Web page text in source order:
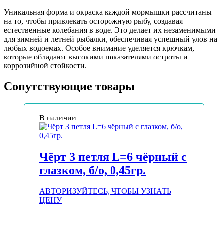
Уникальная форма и окраска каждой мормышки рассчитаны
на то, чтобы привлекать осторожную рыбу, создавая
естественные колебания в воде. Это делает их незаменимыми
для зимней и летней рыбалки, обеспечивая успешный улов на
любых водоемах. Особое внимание уделяется крючкам,
которые обладают высокими показателями остроты и
коррозийной стойкости.
Сопутствующие товары
В наличии
Чёрт 3 петля L=6 чёрный с
глазком, б/о, 0,45гр.
АВТОРИЗУЙТЕСЬ, ЧТОБЫ УЗНАТЬ
ЦЕНУ